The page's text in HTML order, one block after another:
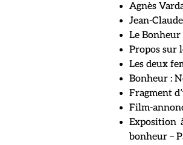
Agnès
Jean-
Le Bonheur
Propos sur
Les deux
Bonheur :
Fragment
Film-
Exposition
bonheur –